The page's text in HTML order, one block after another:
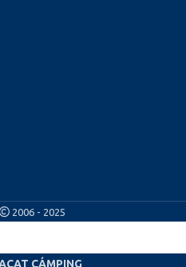
2006 - 2025
CÁMPING